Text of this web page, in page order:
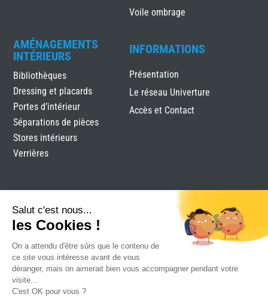
Voile ombrage
AMÉNAGEMENTS
INTÉRIEURS
Bibliothèques
Dressing et placards
Portes d’intérieur
Séparations de pièces
Stores intérieurs
Verrières
INFORMATIONS
Présentation
Le réseau Univerture
Accès et Contact
Tobati |Mentions légales|Plan du site
Attraptemps
Salut c'est nous...
les Cookies !
On a attendu d'être sûrs que le contenu de
ce site vous intéresse avant de vous
déranger, mais on aimerait bien vous accompagner pendant votre
visite...
C'est OK pour vous ?